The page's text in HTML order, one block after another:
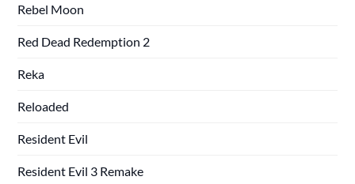
Rebel Moon
Red Dead Redemption 2
Reka
Reloaded
Resident Evil
Resident Evil 3 Remake